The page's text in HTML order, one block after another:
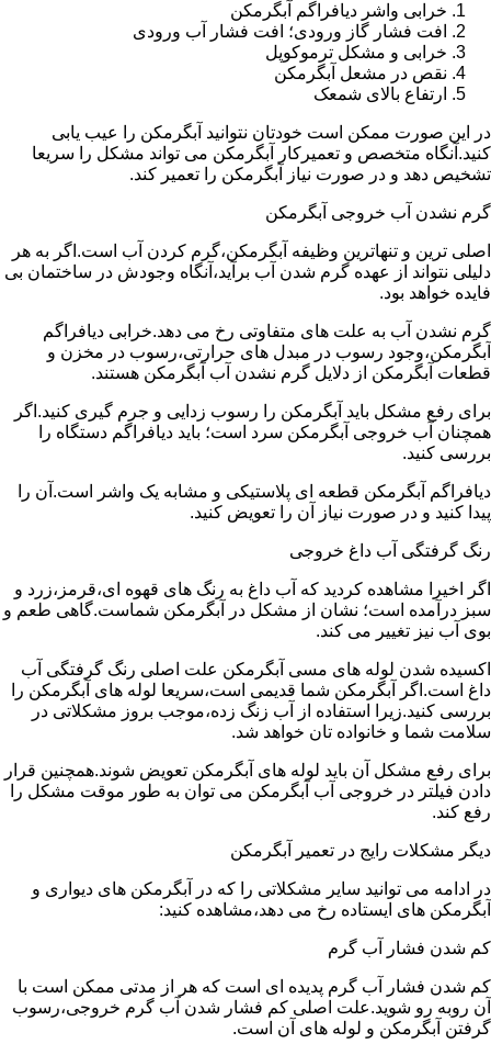
خرابی واشر دیافراگم آبگرمکن
افت فشار گاز ورودی؛ افت فشار آب ورودی
خرابی و مشکل ترموکوپل
نقص در مشعل آبگرمکن
ارتفاع بالای شمعک
در این صورت ممکن است خودتان نتوانید آبگرمکن را عیب یابی
کنید.آنگاه متخصص و تعمیرکار آبگرمکن می تواند مشکل را سریعا
تشخیص دهد و در صورت نیاز آبگرمکن را تعمیر کند.
گرم نشدن آب خروجی آبگرمکن
اصلی ترین و تنهاترین وظیفه آبگرمکن،گرم کردن آب است.اگر به هر
دلیلی نتواند از عهده گرم شدن آب برآید،آنگاه وجودش در ساختمان بی
فایده خواهد بود.
گرم نشدن آب به علت های متفاوتی رخ می دهد.خرابی دیافراگم
آبگرمکن،وجود رسوب در مبدل های حرارتی،رسوب در مخزن و
قطعات آبگرمکن از دلایل گرم نشدن آب آبگرمکن هستند.
برای رفع مشکل باید آبگرمکن را رسوب زدایی و جرم گیری کنید.اگر
همچنان آب خروجی آبگرمکن سرد است؛ باید دیافراگم دستگاه را
بررسی کنید.
دیافراگم آبگرمکن قطعه ای پلاستیکی و مشابه یک واشر است.آن را
پیدا کنید و در صورت نیاز آن را تعویض کنید.
رنگ گرفتگی آب داغ خروجی
اگر اخیرا مشاهده کردید که آب داغ به رنگ های قهوه ای،قرمز،زرد و
سبز درآمده است؛ نشان از مشکل در آبگرمکن شماست.گاهی طعم و
بوی آب نیز تغییر می کند.
اکسیده شدن لوله های مسی آبگرمکن علت اصلی رنگ گرفتگی آب
داغ است.اگر آبگرمکن شما قدیمی است،سریعا لوله های آبگرمکن را
بررسی کنید.زیرا استفاده از آب زنگ زده،موجب بروز مشکلاتی در
سلامت شما و خانواده تان خواهد شد.
برای رفع مشکل آن باید لوله های آبگرمکن تعویض شوند.همچنین قرار
دادن فیلتر در خروجی آب آبگرمکن می توان به طور موقت مشکل را
رفع کند.
دیگر مشکلات رایج در تعمیر آبگرمکن
در ادامه می توانید سایر مشکلاتی را که در آبگرمکن های دیواری و
آبگرمکن های ایستاده رخ می دهد،مشاهده کنید:
کم شدن فشار آب گرم
کم شدن فشار آب گرم پدیده ای است که هر از مدتی ممکن است با
آن روبه رو شوید.علت اصلی کم فشار شدن آب گرم خروجی،رسوب
گرفتن آبگرمکن و لوله های آن است.